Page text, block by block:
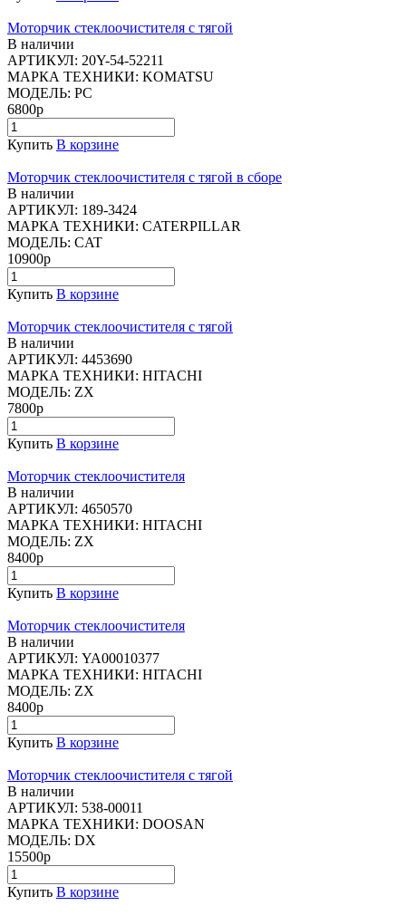
Моторчик стеклоочистителя с тягой
В наличии
АРТИКУЛ: 20Y-54-52211
МАРКА ТЕХНИКИ: KOMATSU
МОДЕЛЬ: PC
6800р
Купить В корзине
Моторчик стеклоочистителя с тягой в сборе
В наличии
АРТИКУЛ: 189-3424
МАРКА ТЕХНИКИ: CATERPILLAR
МОДЕЛЬ: CAT
10900р
Купить В корзине
Моторчик стеклоочистителя с тягой
В наличии
АРТИКУЛ: 4453690
МАРКА ТЕХНИКИ: HITACHI
МОДЕЛЬ: ZX
7800р
Купить В корзине
Моторчик стеклоочистителя
В наличии
АРТИКУЛ: 4650570
МАРКА ТЕХНИКИ: HITACHI
МОДЕЛЬ: ZX
8400р
Купить В корзине
Моторчик стеклоочистителя
В наличии
АРТИКУЛ: YA00010377
МАРКА ТЕХНИКИ: HITACHI
МОДЕЛЬ: ZX
8400р
Купить В корзине
Моторчик стеклоочистителя с тягой
В наличии
АРТИКУЛ: 538-00011
МАРКА ТЕХНИКИ: DOOSAN
МОДЕЛЬ: DX
15500р
Купить В корзине